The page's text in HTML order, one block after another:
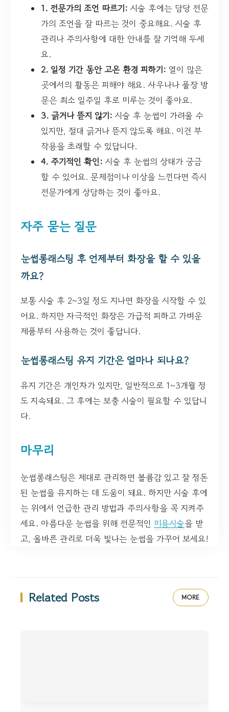
1. 전문가의 조언 따르기: 시술 후에는 담당 전문
가의 조언을 잘 따르는 것이 중요해요. 시술 후
관리나 주의사항에 대한 안내를 잘 기억해 두세
요.
2. 일정 기간 동안 고온 환경 피하기: 열이 많은
곳에서의 활동은 피해야 해요. 사우나나 풀장 방
문은 최소 일주일 후로 미루는 것이 좋아요.
3. 긁거나 뜯지 않기: 시술 후 눈썹이 가려울 수
있지만, 절대 긁거나 뜯지 않도록 해요. 이건 부
작용을 초래할 수 있답니다.
4. 주기적인 확인: 시술 후 눈썹의 상태가 궁금
할 수 있어요. 문제점이나 이상을 느낀다면 즉시
전문가에게 상담하는 것이 좋아요.
자주 묻는 질문
눈썹롱래스팅 후 언제부터 화장을 할 수 있을
까요?
보통 시술 후 2~3일 정도 지나면 화장을 시작할 수 있
어요. 하지만 자극적인 화장은 가급적 피하고 가벼운
제품부터 사용하는 것이 좋답니다.
눈썹롱래스팅 유지 기간은 얼마나 되나요?
유지 기간은 개인차가 있지만, 일반적으로 1~3개월 정
도 지속돼요. 그 후에는 보충 시술이 필요할 수 있답니
다.
마무리
눈썹롱래스팅은 제대로 관리하면 볼륨감 있고 잘 정돈
된 눈썹을 유지하는 데 도움이 돼요. 하지만 시술 후에
는 위에서 언급한 관리 방법과 주의사항을 꼭 지켜주
세요. 아름다운 눈썹을 위해 전문적인 미용시술을 받
고, 올바른 관리로 더욱 빛나는 눈썹을 가꾸어 보세요!
Related Posts MORE